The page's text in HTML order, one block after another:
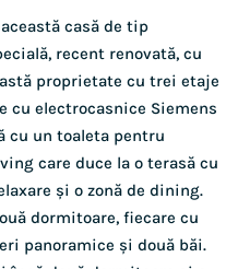
casă de tip
recent renovată, cu
proprietate cu trei etaje
cu electrocasnice Siemens
cu un toaleta pentru
care duce la o terasă cu
și o zonă de dining.
dormitoare, fiecare cu
panoramice și două băi.